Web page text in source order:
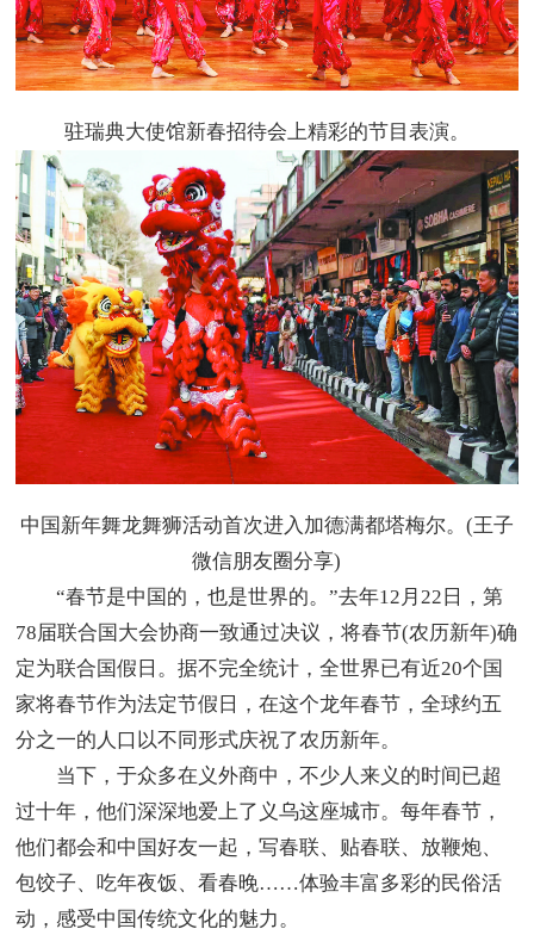
驻瑞典大使馆新春招待会上精彩的节目表演。
中国新年舞龙舞狮活动首次进入加德满都塔梅尔。(王子
微信朋友圈分享)
“春节是中国的，也是世界的。”去年12月22日，第
78届联合国大会协商一致通过决议，将春节(农历新年)确
定为联合国假日。据不完全统计，全世界已有近20个国
家将春节作为法定节假日，在这个龙年春节，全球约五
分之一的人口以不同形式庆祝了农历新年。
当下，于众多在义外商中，不少人来义的时间已超
过十年，他们深深地爱上了义乌这座城市。每年春节，
他们都会和中国好友一起，写春联、贴春联、放鞭炮、
包饺子、吃年夜饭、看春晚……体验丰富多彩的民俗活
动，感受中国传统文化的魅力。